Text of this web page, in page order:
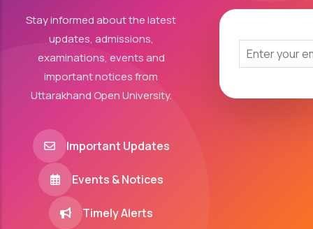
Stay informed about the latest
updates, admissions,
examinations, events and
important notices from
Uttarakhand Open University.
Important Updates
Events & Notices
Timely Alerts